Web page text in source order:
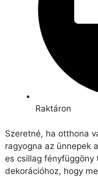
Raktáron
Szeretné, ha otthona
ragyogna az ünnepek
es csillag
dekorációhoz, hogy